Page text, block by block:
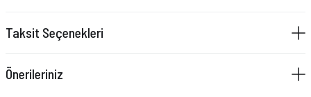
Taksit Seçenekleri
Önerileriniz